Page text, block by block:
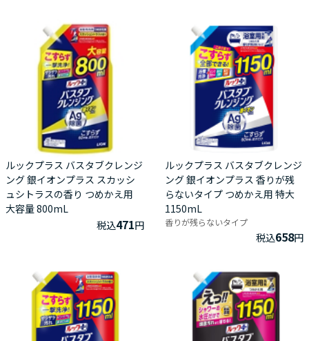
ルックプラス バスタブクレンジ
ング 銀イオンプラス スカッシ
ュシトラスの香り つめかえ用
大容量 800mL
税込471円
ルックプラス バスタブクレンジ
ング 銀イオンプラス 香りが残
らないタイプ つめかえ用 特大
1150mL
香りが残らないタイプ
税込658円